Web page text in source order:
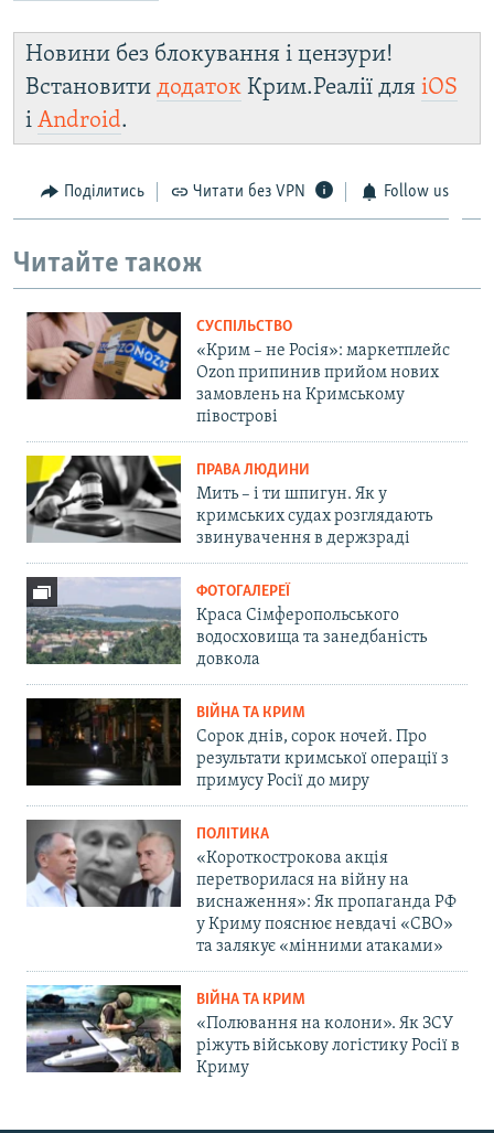
Новини без блокування і цензури!
Встановити додаток Крим.Реалії для iOS
і Android.
Поділитись Читати без VPN Follow us
Читайте також
СУСПІЛЬСТВО
«Крим – не Росія»: маркетплейс
Ozon припинив прийом нових
замовлень на Кримському
півострові
ПРАВА ЛЮДИНИ
Мить – і ти шпигун. Як у
кримських судах розглядають
звинувачення в держзраді
ФОТОГАЛЕРЕЇ
Краса Сімферопольського
водосховища та занедбаність
довкола
ВІЙНА ТА КРИМ
Сорок днів, сорок ночей. Про
результати кримської операції з
примусу Росії до миру
ПОЛІТИКА
«Короткострокова акція
перетворилася на війну на
виснаження»: Як пропаганда РФ
у Криму пояснює невдачі «СВО»
та залякує «мінними атаками»
ВІЙНА ТА КРИМ
«Полювання на колони». Як ЗСУ
ріжуть військову логістику Росії в
Криму